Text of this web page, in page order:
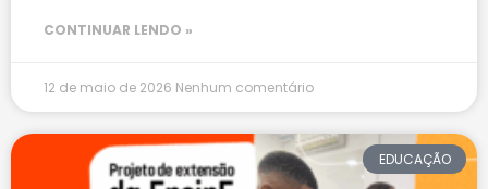
CONTINUAR LENDO »
12 de maio de 2026 Nenhum comentário
EDUCAÇÃO